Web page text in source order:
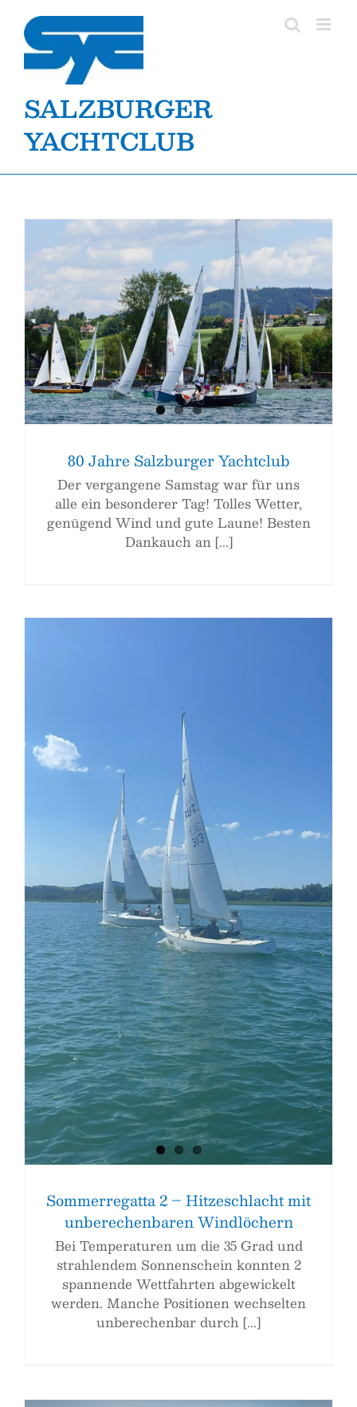
Inhalt
springen
SALZBURGER
YACHTCLUB
80 Jahre Salzburger Yachtclub
Der vergangene Samstag war für uns
alle ein besonderer Tag! Tolles Wetter,
genügend Wind und gute Laune! Besten
Dankauch an [...]
Sommerregatta 2 – Hitzeschlacht mit
unberechenbaren Windlöchern
Bei Temperaturen um die 35 Grad und
strahlendem Sonnenschein konnten 2
spannende Wettfahrten abgewickelt
werden. Manche Positionen wechselten
unberechenbar durch [...]